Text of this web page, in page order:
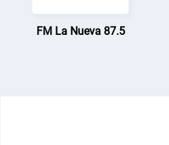
FM La Nueva 87.5